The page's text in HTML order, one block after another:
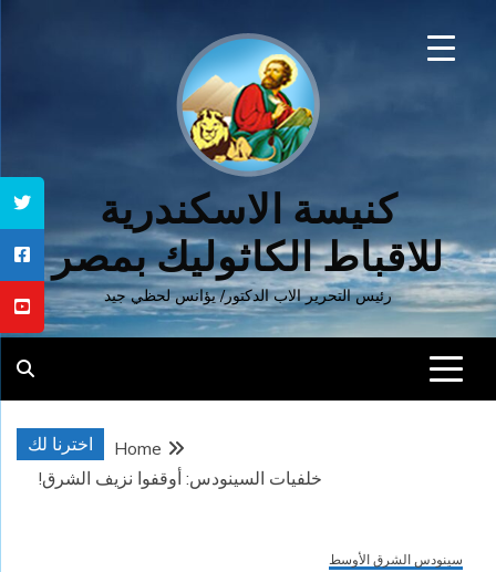
كنيسة الاسكندرية
للاقباط الكاثوليك بمصر
رئيس التحرير الاب الدكتور/ يؤانس لحظي جيد
اخترنا لك
Home
خلفيات السينودس: أوقفوا نزيف الشرق!
سينودس الشرق الأوسط